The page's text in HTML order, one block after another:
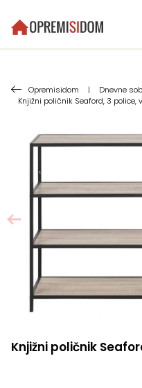
Opremisidom | Dnevne
Knjižni poličnik Seaford, 3 police,
Knjižni poličnik